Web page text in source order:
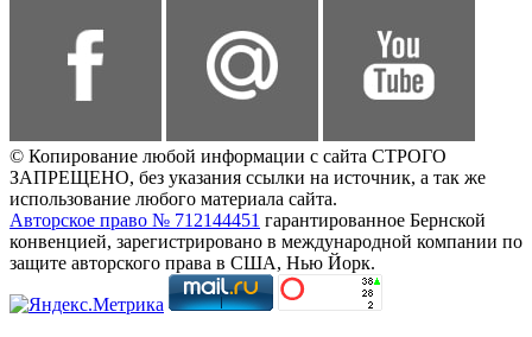
© Копирование любой информации с сайта СТРОГО
ЗАПРЕЩЕНО, без указания ссылки на источник, а так же
использование любого материала сайта.
Авторское право № 712144451 гарантированное Бернской
конвенцией, зарегистрировано в международной компании по
защите авторского права в США, Нью Йорк.